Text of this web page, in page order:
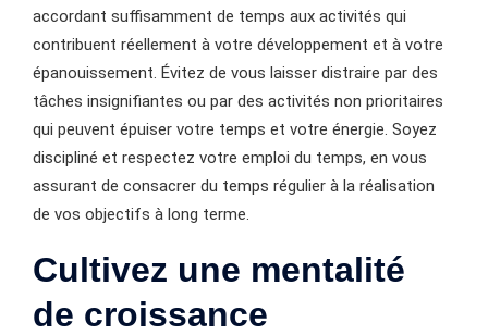
accordant suffisamment de temps aux activités qui
contribuent réellement à votre développement et à votre
épanouissement. Évitez de vous laisser distraire par des
tâches insignifiantes ou par des activités non prioritaires
qui peuvent épuiser votre temps et votre énergie. Soyez
discipliné et respectez votre emploi du temps, en vous
assurant de consacrer du temps régulier à la réalisation
de vos objectifs à long terme.
Cultivez une mentalité
de croissance